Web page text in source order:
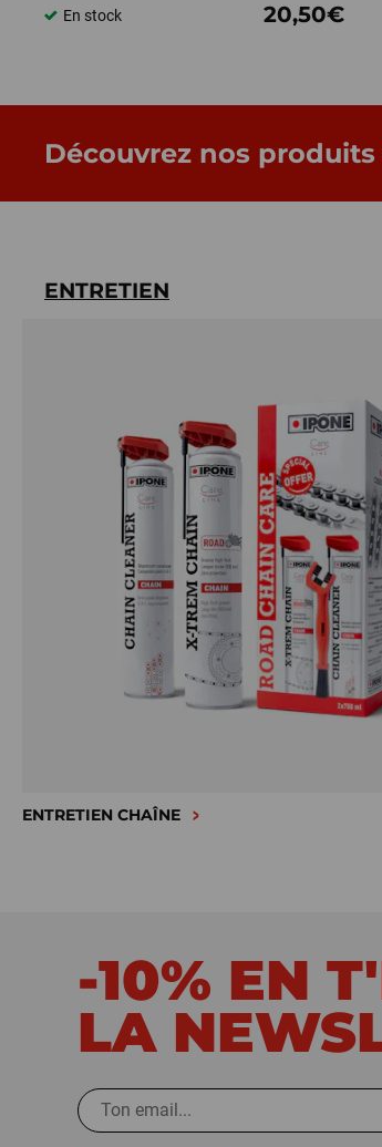
En stock 20,50€
Découvrez nos produits
ENTRETIEN
ENTRETIEN CHAÎNE
-10% EN
LA